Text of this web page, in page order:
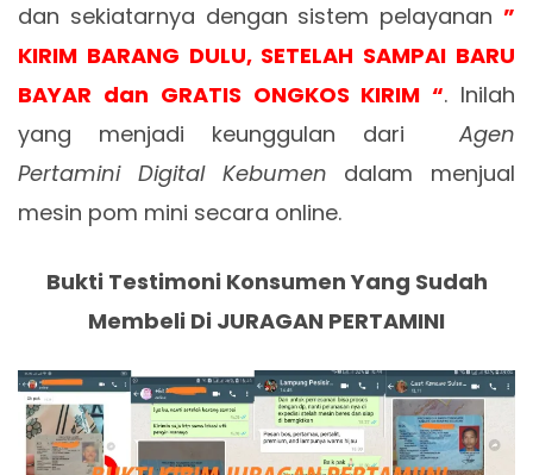
dan sekiatarnya dengan sistem pelayanan ”
KIRIM BARANG DULU, SETELAH SAMPAI BARU
BAYAR dan GRATIS ONGKOS KIRIM “. Inilah
yang menjadi keunggulan dari Agen
Pertamini Digital Kebumen dalam menjual
mesin pom mini secara online.
Bukti Testimoni Konsumen Yang Sudah
Membeli Di JURAGAN PERTAMINI